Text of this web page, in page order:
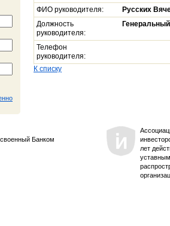
ФИО руководителя:
Русских
Должность
руководителя:
Телефон
руководителя:
К списку
Банком
лет